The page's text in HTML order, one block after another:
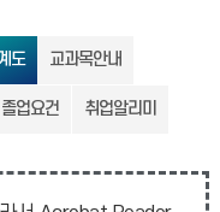
도 교과목안내
졸업요건 취업알리미